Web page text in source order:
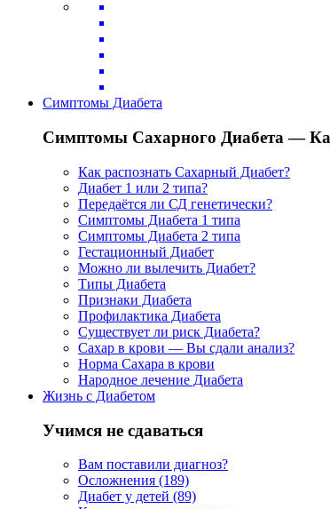
Симптомы Диабета
Симптомы Сахарного Диабета —
Как распознать Сахарный Диабет?
Диабет 1 или 2 типа?
Передаётся ли СД генетически?
Симптомы Диабета 1 типа
Симптомы Диабета 2 типа
Гестационный Диабет
Можно ли вылечить Диабет?
Типы Диабета
Признаки Диабета
Профилактика Диабета
Существует ли риск Диабета?
Сахар в крови — Вы сдали анализ?
Норма Сахара в крови
Народное лечение Диабета
Жизнь с Диабетом
Учимся не сдаваться
Вам поставили диагноз?
Осложнения (189)
Диабет у детей (89)